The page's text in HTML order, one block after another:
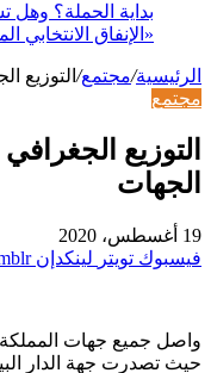
بداية الحملة؟ وهل
«الإنفاق الانتخابي
الرئيسية/مجتمع/ التوزيع
مجتمع
التوزيع
الجهات
19 أغسطس، 2020
فيسبوك تويتر لينكدإن
واصل جميع جهات